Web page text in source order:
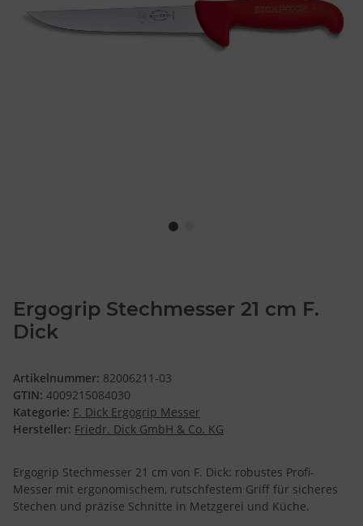
Ergogrip Stechmesser 21 cm F.
Dick
Artikelnummer: 82006211-03
GTIN: 4009215084030
Kategorie: F. Dick Ergogrip Messer
Hersteller: Friedr. Dick GmbH & Co. KG
Ergogrip Stechmesser 21 cm von F. Dick: robustes Profi-
Messer mit ergonomischem, rutschfestem Griff für sicheres
Stechen und präzise Schnitte in Metzgerei und Küche.